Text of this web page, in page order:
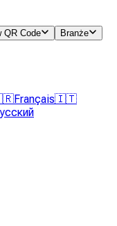
QR Code
Branże
Français🇮🇹